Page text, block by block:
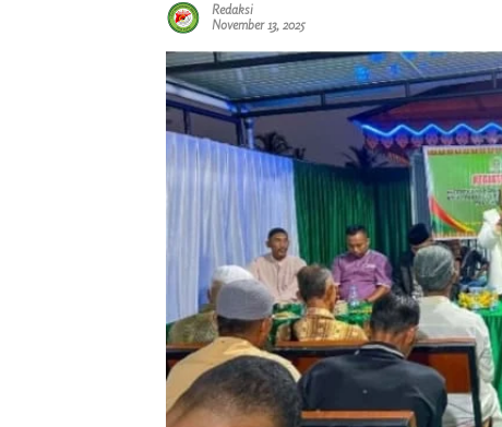
Redaksi
November 13, 2025